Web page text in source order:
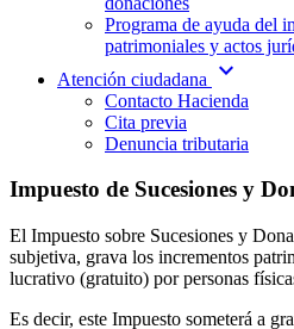
Programa de ayuda del
patrimoniales y actos
Atención ciudadana
expand_more
Contacto Hacienda
Cita previa
Denuncia tributaria
Impuesto de Sucesiones y
El Impuesto sobre Sucesiones y
subjetiva, grava los incrementos
lucrativo (gratuito) por personas
Es decir, este Impuesto someterá a